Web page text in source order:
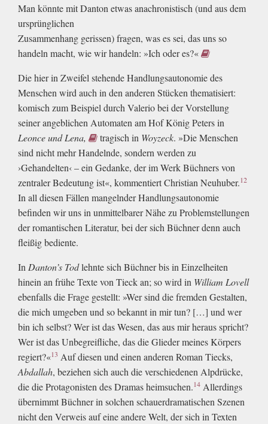
Man könnte mit Danton etwas anachronistisch (und aus dem
ursprünglichen
Zusammenhang gerissen) fragen, was es sei, das uns so
handeln macht, wie wir handeln: »Ich oder es?«
Die hier in Zweifel stehende Handlungsautonomie des
Menschen wird auch in den anderen Stücken thematisiert:
komisch zum Beispiel durch Valerio bei der Vorstellung
seiner angeblichen Automaten am Hof König Peters in
Leonce und Lena,
tragisch in Woyzeck. »Die Menschen
sind nicht mehr Handelnde, sondern werden zu
›Gehandelten‹ – ein Gedanke, der im Werk Büchners von
zentraler Bedeutung ist«, kommentiert Christian Neuhuber.12
In all diesen Fällen mangelnder Handlungsautonomie
befinden wir uns in unmittelbarer Nähe zu Problemstellungen
der romantischen Literatur, bei der sich Büchner denn auch
fleißig bediente.
In Danton’s Todlehnte sich Büchner bis in Einzelheiten
hinein an frühe Texte von Tieck an; so wird in William Lovell
ebenfalls die Frage gestellt: »Wer sind die fremden Gestalten,
die mich umgeben und so bekannt in mir tun? […] und wer
bin ich selbst? Wer ist das Wesen, das aus mir heraus spricht?
Wer ist das Unbegreifliche, das die Glieder meines Körpers
regiert?«13 Auf diesen und einen anderen Roman Tiecks,
Abdallah, beziehen sich auch die verschiedenen Alpdrücke,
die die Protagonisten des Dramas heimsuchen.14 Allerdings
übernimmt Büchner in solchen schauerdramatischen Szenen
nicht den Verweis auf eine andere Welt, der sich in Texten